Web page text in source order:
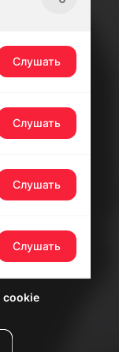
Слушать
Слушать
Слушать
Слушать
cookie